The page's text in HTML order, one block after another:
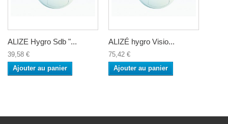
ALIZE Hygro Sdb "...
39,58 €
Ajouter au panier
ALIZÉ hygro Visio...
75,42 €
Ajouter au panier